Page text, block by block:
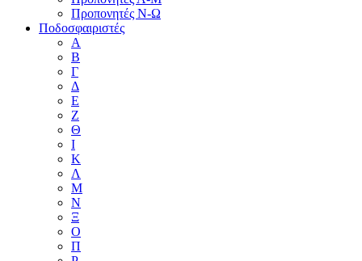
Προπονητές Ν-Ω
Ποδοσφαιριστές
Α
Β
Γ
Δ
Ε
Ζ
Θ
Ι
Κ
Λ
Μ
Ν
Ξ
Ο
Π